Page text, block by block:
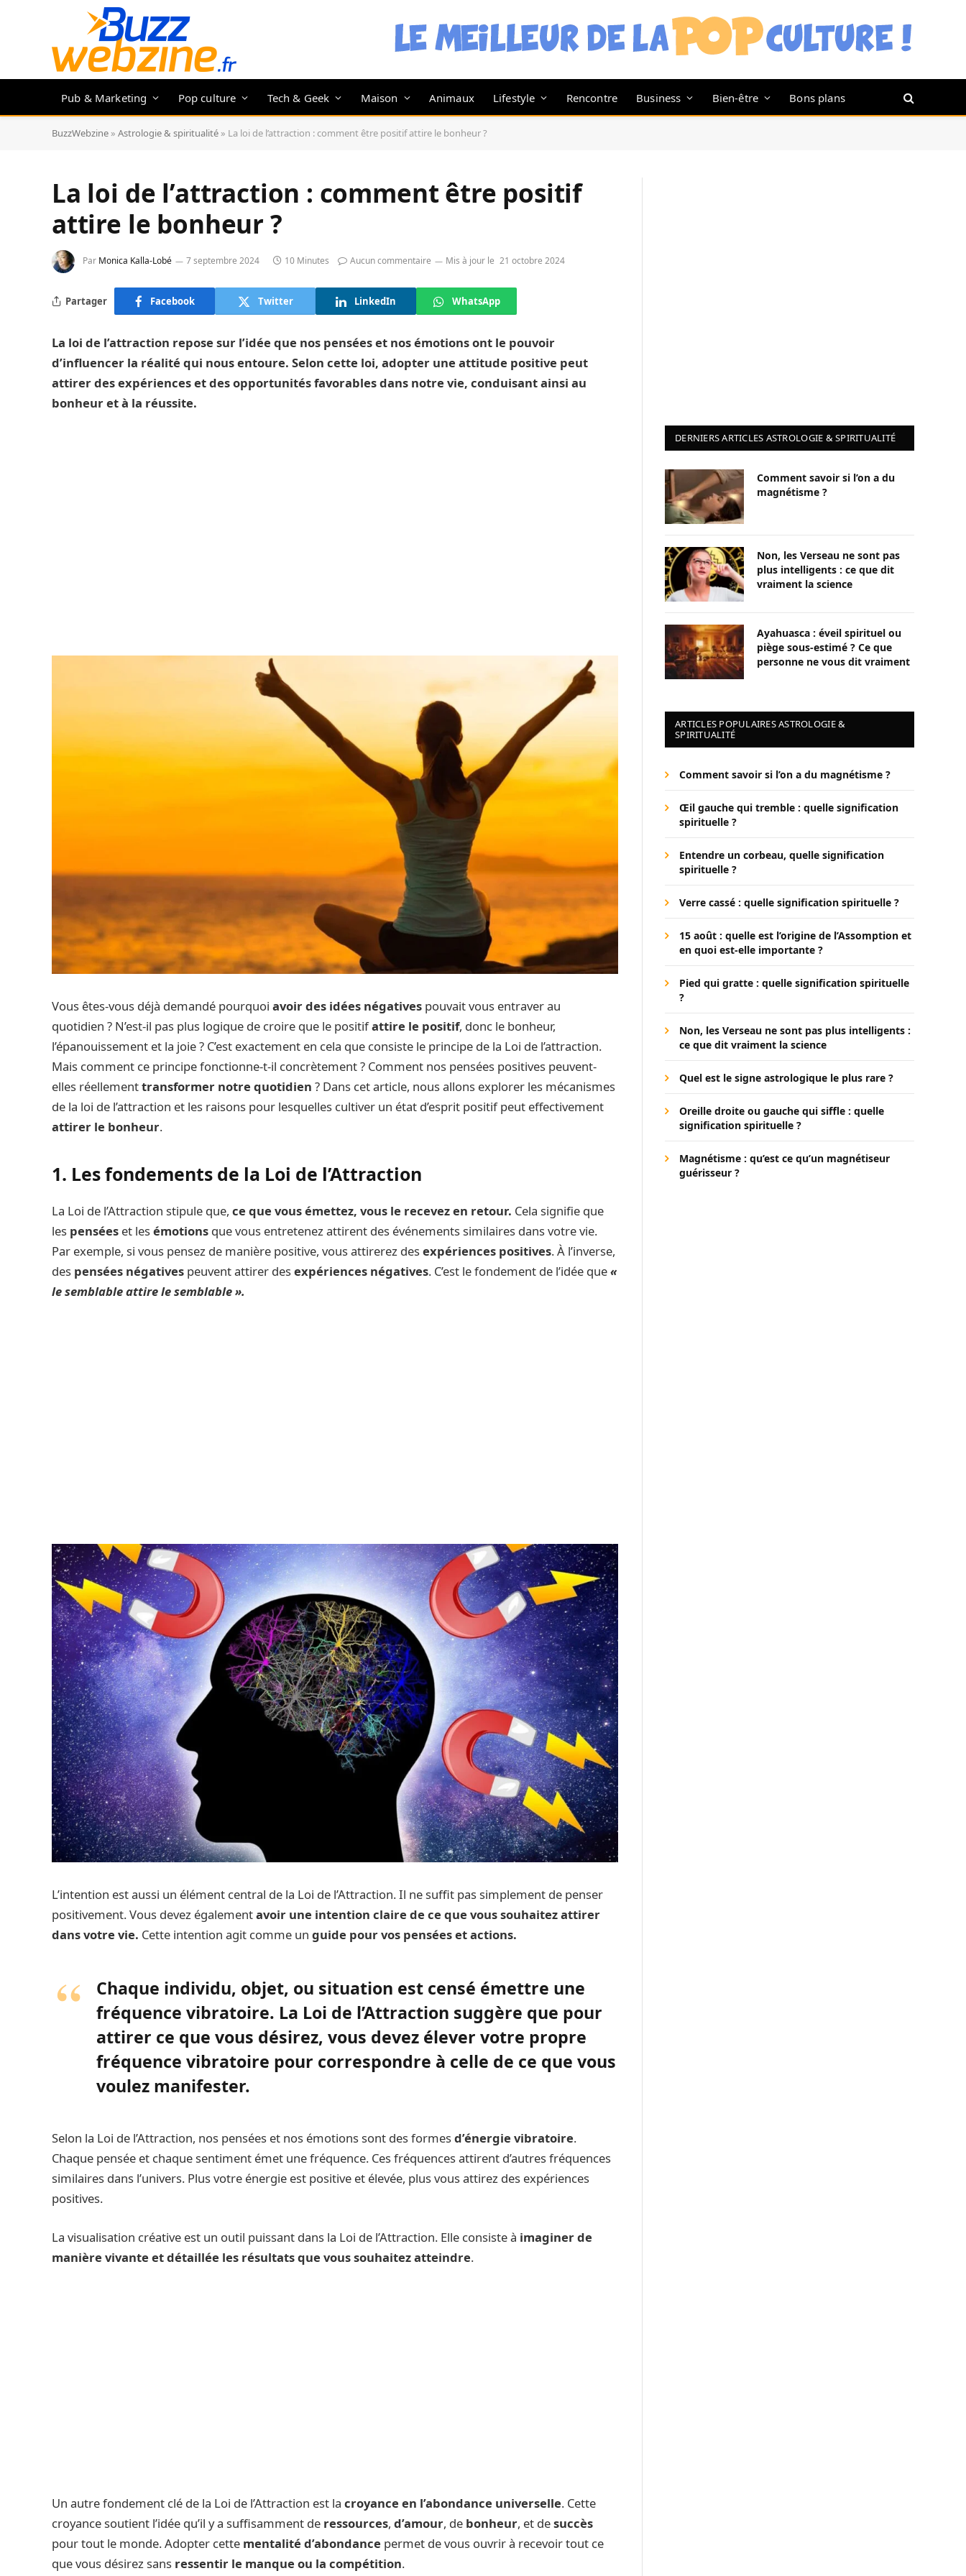
Pub & Marketing Pop culture Tech & Geek Maison Animaux Lifestyle Rencontre Business Bien-être Bons plans
BuzzWebzine » Astrologie & spiritualité » La loi de l’attraction : comment être positif attire le bonheur ?
La loi de l’attraction : comment être positif
attire le bonheur ?
Par Monica Kalla-Lobé 7 septembre 2024 10 Minutes Aucun commentaire Mis à jour le 21 octobre 2024
Partager Facebook Twitter LinkedIn WhatsApp
La loi de l’attraction repose sur l’idée que nos pensées et nos émotions ont le pouvoir
d’influencer la réalité qui nous entoure. Selon cette loi, adopter une attitude positive peut
attirer des expériences et des opportunités favorables dans notre vie, conduisant ainsi au
bonheur et à la réussite.
Vous êtes-vous déjà demandé pourquoi avoir des idées négatives pouvait vous entraver au
quotidien ? N’est-il pas plus logique de croire que le positifattire le positif, donc le bonheur,
l’épanouissement et la joie ? C’est exactement en cela que consiste le principe de la Loi de l’attraction.
Mais comment ce principe fonctionne-t-il concrètement ? Comment nos pensées positives peuvent-
elles réellementtransformer notre quotidien ? Dans cet article, nous allons explorer les mécanismes
de la loi de l’attraction et les raisons pour lesquelles cultiver un état d’esprit positif peut effectivement
attirer le bonheur.
1. Les fondements de la Loi de l’Attraction
La Loi de l’Attraction stipule que, ce que vous émettez, vous le recevez en retour. Cela signifie que
les pensées et lesémotions que vous entretenez attirent des événements similaires dans votre vie.
Par exemple, si vous pensez de manière positive, vous attirerez desexpériences positives. À l’inverse,
des pensées négatives peuvent attirer desexpériences négatives. C’est le fondement de l’idée que«
le semblable attire le semblable ».
L’intention est aussi un élément central de la Loi de l’Attraction. Il ne suffit pas simplement de penser
positivement. Vous devez égalementavoir une intention claire de ce que vous souhaitez attirer
dans votre vie. Cette intention agit comme un guide pour vos pensées et actions.
Chaque individu, objet, ou situation est censé émettre une
fréquence vibratoire. La Loi de l’Attraction suggère que pour
attirer ce que vous désirez, vous devez élever votre propre
fréquence vibratoire pour correspondre à celle de ce que vous
voulez manifester.
Selon la Loi de l’Attraction, nos pensées et nos émotions sont des formesd’énergie vibratoire.
Chaque pensée et chaque sentiment émet une fréquence. Ces fréquences attirent d’autres fréquences
similaires dans l’univers. Plus votre énergie est positive et élevée, plus vous attirez des expériences
positives.
La visualisation créative est un outil puissant dans la Loi de l’Attraction. Elle consiste à imaginer de
manière vivante et détaillée les résultats que vous souhaitez atteindre.
Un autre fondement clé de la Loi de l’Attraction est la croyance en l’abondance universelle. Cette
croyance soutient l’idée qu’il y a suffisamment de ressources, d’amour, de bonheur, et desuccès
pour tout le monde. Adopter cette mentalité d’abondance permet de vous ouvrir à recevoir tout ce
que vous désirez sans ressentir le manque ou la compétition.
DERNIERS ARTICLES ASTROLOGIE & SPIRITUALITÉ
Comment savoir si l’on a du
magnétisme ?
Non, les Verseau ne sont pas
plus intelligents : ce que dit
vraiment la science
Ayahuasca : éveil spirituel ou
piège sous-estimé ? Ce que
personne ne vous dit vraiment
ARTICLES POPULAIRES ASTROLOGIE &
SPIRITUALITÉ
Comment savoir si l’on a du magnétisme ?
Œil gauche qui tremble : quelle signification
spirituelle ?
Entendre un corbeau, quelle signification
spirituelle ?
Verre cassé : quelle signification spirituelle ?
15 août : quelle est l’origine de l’Assomption et
en quoi est-elle importante ?
Pied qui gratte : quelle signification spirituelle
?
Non, les Verseau ne sont pas plus intelligents :
ce que dit vraiment la science
Quel est le signe astrologique le plus rare ?
Oreille droite ou gauche qui siffle : quelle
signification spirituelle ?
Magnétisme : qu’est ce qu’un magnétiseur
guérisseur ?